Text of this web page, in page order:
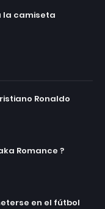
la camiseta
Ronaldo
Romance ?
en el fútbol